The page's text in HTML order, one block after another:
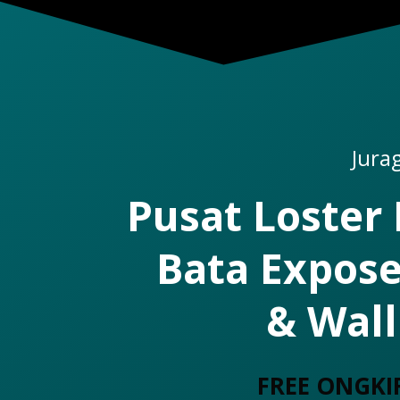
Pusat Loster
Bata
&
FREE